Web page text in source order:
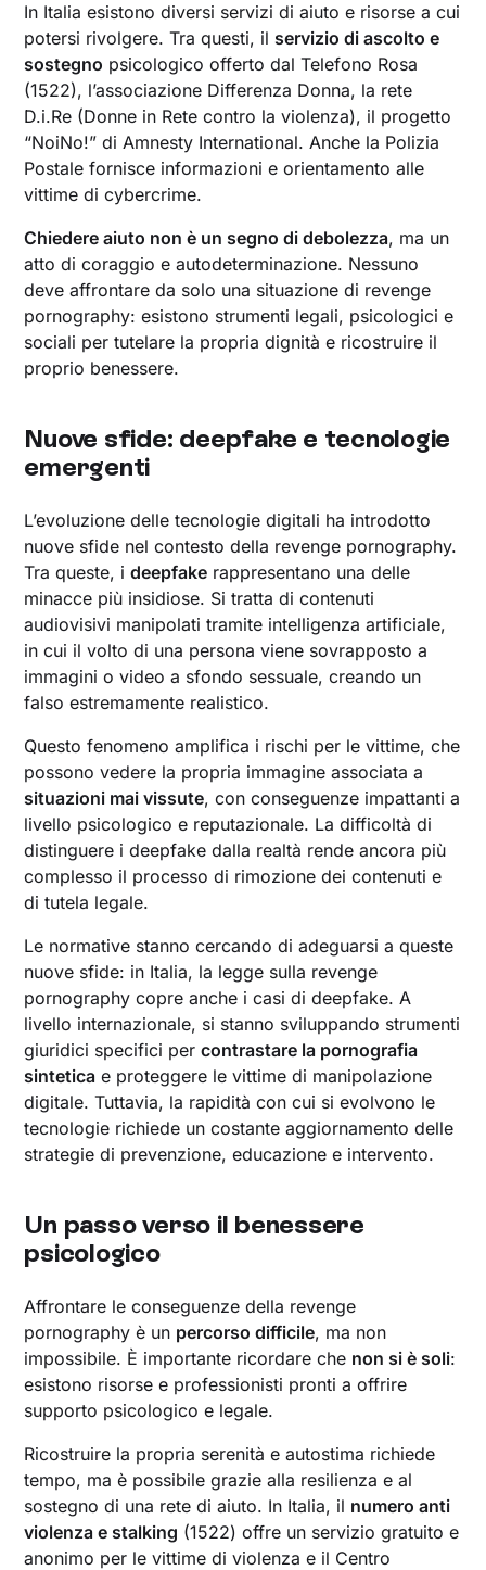
In Italia esistono diversi servizi di aiuto e risorse a cui
potersi rivolgere. Tra questi, il servizio di ascolto e
sostegno psicologico offerto dal Telefono Rosa
(1522), l’associazione Differenza Donna, la rete
D.i.Re (Donne in Rete contro la violenza), il progetto
“NoiNo!” di Amnesty International. Anche la Polizia
Postale fornisce informazioni e orientamento alle
vittime di cybercrime.
Chiedere aiuto non è un segno di debolezza, ma un
atto di coraggio e autodeterminazione. Nessuno
deve affrontare da solo una situazione di revenge
pornography: esistono strumenti legali, psicologici e
sociali per tutelare la propria dignità e ricostruire il
proprio benessere.
Nuove sfide: deepfake e tecnologie
emergenti
L’evoluzione delle tecnologie digitali ha introdotto
nuove sfide nel contesto della revenge pornography.
Tra queste, ideepfake rappresentano una delle
minacce più insidiose. Si tratta di contenuti
audiovisivi manipolati tramite intelligenza artificiale,
in cui il volto di una persona viene sovrapposto a
immagini o video a sfondo sessuale, creando un
falso estremamente realistico.
Questo fenomeno amplifica i rischi per le vittime, che
possono vedere la propria immagine associata a
situazioni mai vissute, con conseguenze impattanti a
livello psicologico e reputazionale. La difficoltà di
distinguere i deepfake dalla realtà rende ancora più
complesso il processo di rimozione dei contenuti e
di tutela legale.
Le normative stanno cercando di adeguarsi a queste
nuove sfide: in Italia, la legge sulla revenge
pornography copre anche i casi di deepfake. A
livello internazionale, si stanno sviluppando strumenti
giuridici specifici percontrastare la pornografia
sintetica e proteggere le vittime di manipolazione
digitale. Tuttavia, la rapidità con cui si evolvono le
tecnologie richiede un costante aggiornamento delle
strategie di prevenzione, educazione e intervento.
Un passo verso il benessere
psicologico
Affrontare le conseguenze della revenge
pornography è un percorso difficile, ma non
impossibile. È importante ricordare che non si è soli:
esistono risorse e professionisti pronti a offrire
supporto psicologico e legale.
Ricostruire la propria serenità e autostima richiede
tempo, ma è possibile grazie alla resilienza e al
sostegno di una rete di aiuto. In Italia, il numero anti
violenza e stalking (1522) offre un servizio gratuito e
anonimo per le vittime di violenza e il Centro